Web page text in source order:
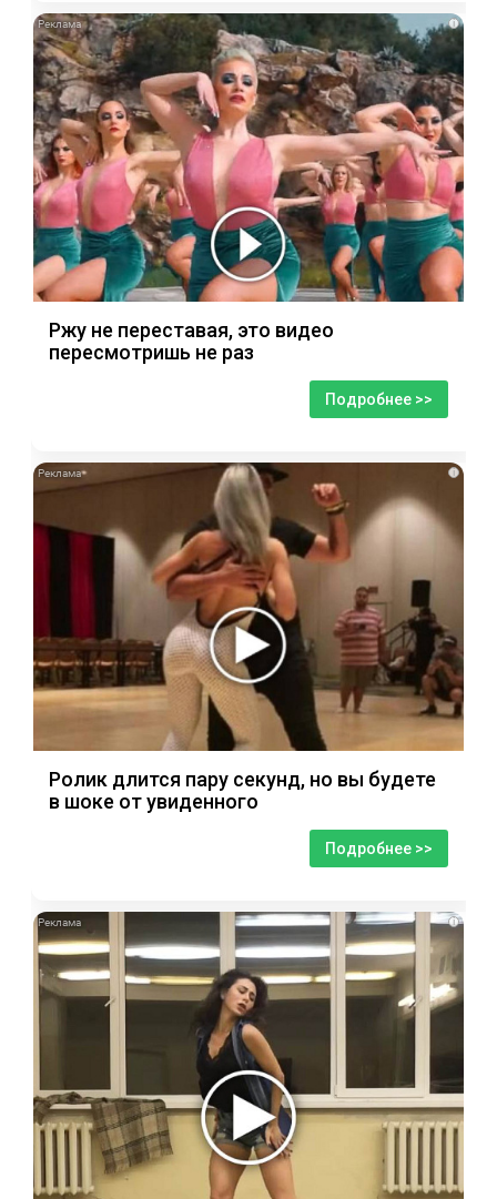
i
Ржу не переставая, это видео
пересмотришь не раз
Подробнее >>
i
Ролик длится пару секунд, но вы будете
в шоке от увиденного
Подробнее >>
i